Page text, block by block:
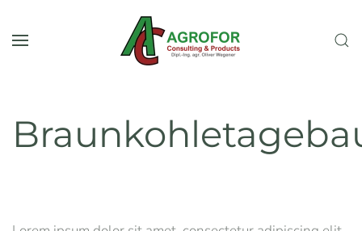
Skip to main content